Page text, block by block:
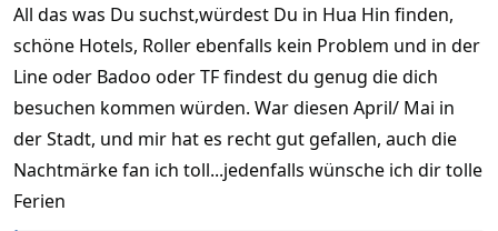
All das was Du suchst,würdest Du in Hua Hin finden,
schöne Hotels, Roller ebenfalls kein Problem und in der
Line oder Badoo oder TF findest du genug die dich
besuchen kommen würden. War diesen April/ Mai in
der Stadt, und mir hat es recht gut gefallen, auch die
Nachtmärke fan ich toll...jedenfalls wünsche ich dir tolle
Ferien